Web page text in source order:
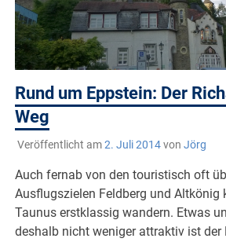
Rund um Eppstein: Der
Weg
Veröffentlicht am2. Juli 2014von Jörg
Auch fernab von den touristisch oft
Ausflugszielen Feldberg und Altkönig
Taunus erstklassig wandern. Etwas
deshalb nicht weniger attraktiv ist der